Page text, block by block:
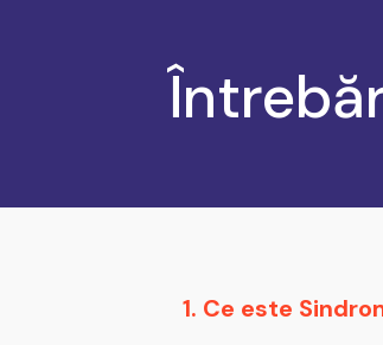
1. Ce este